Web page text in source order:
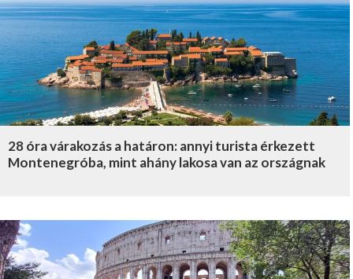
28 óra várakozás a határon: annyi turista érkezett
Montenegróba, mint ahány lakosa van az országnak